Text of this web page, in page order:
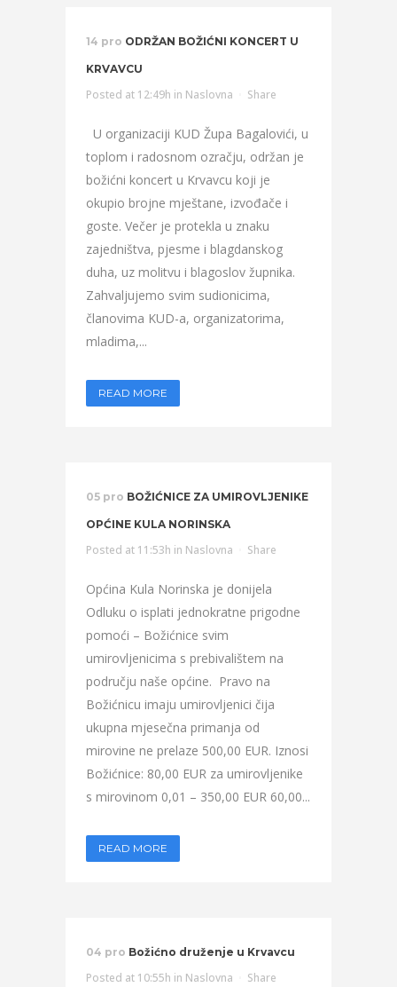
14 pro ODRŽAN BOŽIĆNI KONCERT U
KRVAVCU
Posted at 12:49h in Naslovna Share
U organizaciji KUD Župa Bagalovići, u
toplom i radosnom ozračju, održan je
božićni koncert u Krvavcu koji je
okupio brojne mještane, izvođače i
goste. Večer je protekla u znaku
zajedništva, pjesme i blagdanskog
duha, uz molitvu i blagoslov župnika.
Zahvaljujemo svim sudionicima,
članovima KUD-a, organizatorima,
mladima,...
READ MORE
05 pro BOŽIĆNICE ZA UMIROVLJENIKE
OPĆINE KULA NORINSKA
Posted at 11:53h in Naslovna Share
Općina Kula Norinska je donijela
Odluku o isplati jednokratne prigodne
pomoći – Božićnice svim
umirovljenicima s prebivalištem na
području naše općine. Pravo na
Božićnicu imaju umirovljenici čija
ukupna mjesečna primanja od
mirovine ne prelaze 500,00 EUR. Iznosi
Božićnice: 80,00 EUR za umirovljenike
s mirovinom 0,01 – 350,00 EUR 60,00...
READ MORE
04 pro Božićno druženje u Krvavcu
Posted at 10:55h in Naslovna Share